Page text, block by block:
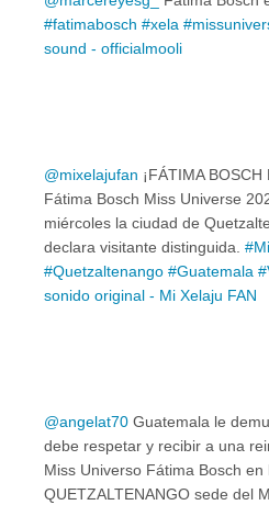
#fatimabosch #xela
sound - officialmooli
@mixelajufan ¡FÁTIMA
Fátima Bosch Miss Universe
miércoles la ciudad de
declara visitante distinguida.
#Quetzaltenango #Guatemala
sonido original - Mi Xelaju FAN
@angelat70 Guatemala le
debe respetar y recibir a una
Miss Universo Fátima Bosch en
QUETZALTENANGO sede del